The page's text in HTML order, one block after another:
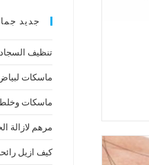
جديد
تنظيف السجاد
ماسكات
ماسكات
مرهم لازالة
كيف ازيل